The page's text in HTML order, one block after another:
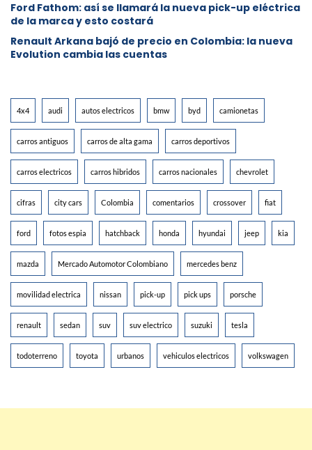
Ford Fathom: así se llamará la nueva pick-up eléctrica
de la marca y esto costará
Renault Arkana bajó de precio en Colombia: la nueva
Evolution cambia las cuentas
4x4 audi autos electricos bmw byd camionetas
carros antiguos carros de alta gama carros deportivos
carros electricos carros hibridos carros nacionales chevrolet
cifras city cars Colombia comentarios crossover fiat
ford fotos espia hatchback honda hyundai jeep kia
mazda Mercado Automotor Colombiano mercedes benz
movilidad electrica nissan pick-up pick ups porsche
renault sedan suv suv electrico suzuki tesla
todoterreno toyota urbanos vehiculos electricos volkswagen